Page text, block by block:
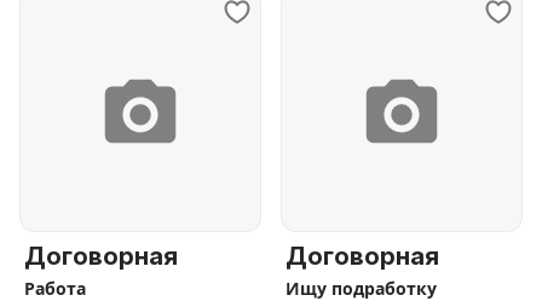
Договорная
Работа
Договорная
Ищу подработку